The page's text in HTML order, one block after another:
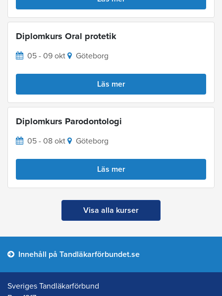
Diplomkurs Oral protetik
05 - 09 okt Göteborg
Läs mer
Diplomkurs Parodontologi
05 - 08 okt Göteborg
Läs mer
Visa alla kurser
Innehåll på Tandläkarförbundet.se
Sveriges Tandläkarförbund